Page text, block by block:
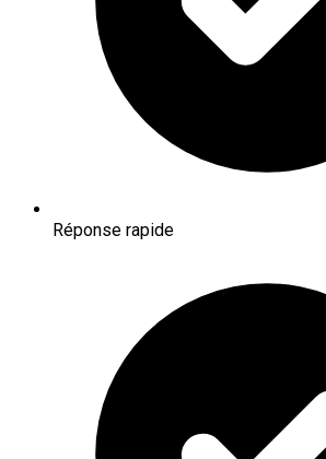
Réponse rapide